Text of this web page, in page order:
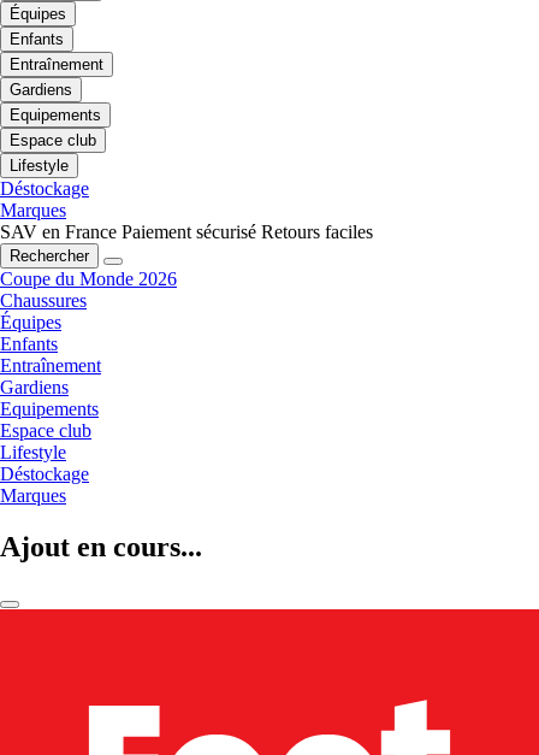
Équipes
Enfants
Entraînement
Gardiens
Equipements
Espace club
Lifestyle
Déstockage
Marques
SAV en France Paiement sécurisé Retours faciles
Rechercher
Coupe du Monde 2026
Chaussures
Équipes
Enfants
Entraînement
Gardiens
Equipements
Espace club
Lifestyle
Déstockage
Marques
Ajout en cours...